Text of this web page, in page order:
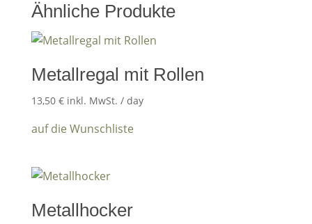
Ähnliche Produkte
Metallregal mit Rollen
13,50 € inkl. MwSt. / day
auf die Wunschliste
Metallhocker